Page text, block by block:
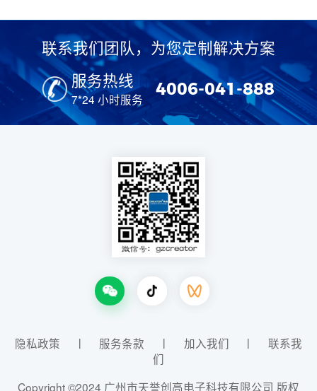
联系我们团队，为您定制解决方案
服务热线
7*24 小时服务 4006-041-888
隐私政策 丨 服务条款 丨 加入我们 丨
联系我
们
Copyright ©2024 广州市天誉创高电子科技有限公司 版权